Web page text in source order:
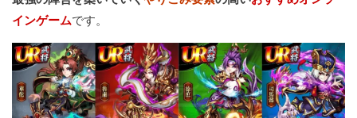
インゲームです。